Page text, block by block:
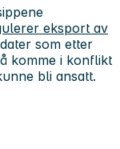
eksport av
som etter
komme i konflikt
bli ansatt.